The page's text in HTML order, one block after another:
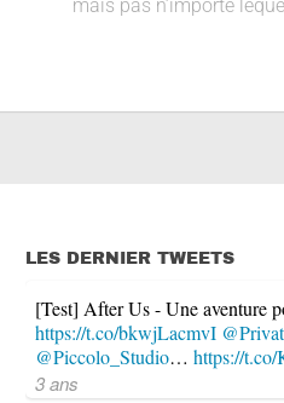
mais pas n’importe
LES DERNIER TWEETS
[Test] After Us - Une aventure
https://t.co/bkwjLacmvI
@Piccolo_Studio… https://
3 ans